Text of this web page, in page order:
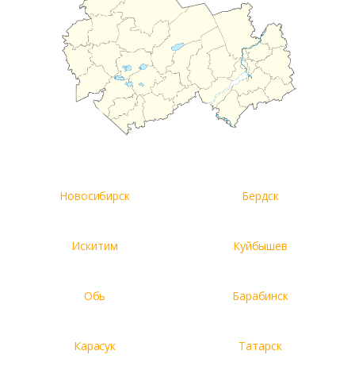
Новосибирск Бердск
Искитим Куйбышев
Обь Барабинск
Карасук Татарск